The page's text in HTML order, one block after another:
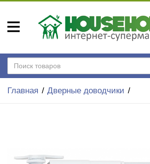
Главная Дверные доводчики